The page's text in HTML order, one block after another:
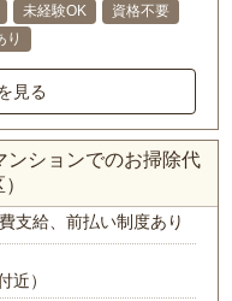
未経験OK
資格不要
り
見る
ンションでのお掃除代
費支給、前払い制度あり
近）